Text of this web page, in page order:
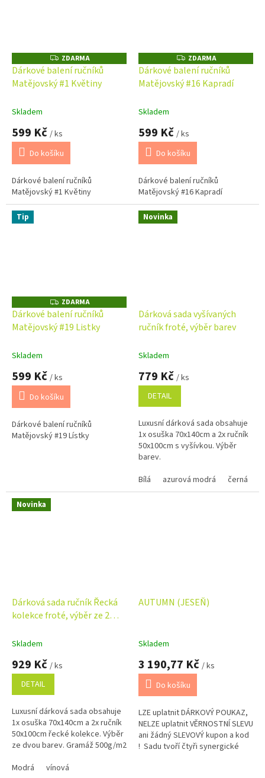
Z
D
A
R
ZDARMA
Dárkové balení ručníků
Matějovský #1 Květiny
Skladem
599 Kč / ks
Do košíku
Dárkové balení ručníků
Matějovský #1 Květiny
Z
D
A
R
ZDARMA
Dárkové balení ručníků
Matějovský #16 Kapradí
Skladem
599 Kč / ks
Do košíku
Dárkové balení ručníků
Matějovský #16 Kapradí
Tip
Z
D
A
R
ZDARMA
Dárkové balení ručníků
Matějovský #19 Listky
Skladem
599 Kč / ks
Do košíku
Dárkové balení ručníků
Matějovský #19 Lístky
Novinka
Dárková sada vyšívaných
ručník froté, výběr barev
Skladem
779 Kč / ks
DETAIL
Luxusní dárková sada obsahuje
1x osuška 70x140cm a 2x ručník
50x100cm s vyšívkou. Výběr
barev.
Bílá
azurová modrá černá
Novinka
Dárková sada ručník Řecká
kolekce froté, výběr ze 2
Skladem
929 Kč / ks
DETAIL
Luxusní dárková sada obsahuje
1x osuška 70x140cm a 2x ručník
50x100cm řecké kolekce. Výběr
ze dvou barev. Gramáž 500g/m2
Modrá
vínová
AUTUMN (JESEŇ)
Skladem
3 190,77 Kč / ks
Do košíku
LZE uplatnit DÁRKOVÝ POUKAZ,
NELZE uplatnit VĚRNOSTNÍ SLEVU
ani žádný SLEVOVÝ kupon a kod
! Sadu tvoří čtyři synergické